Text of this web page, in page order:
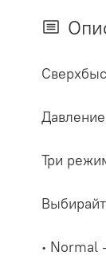
Три
∙ Normal